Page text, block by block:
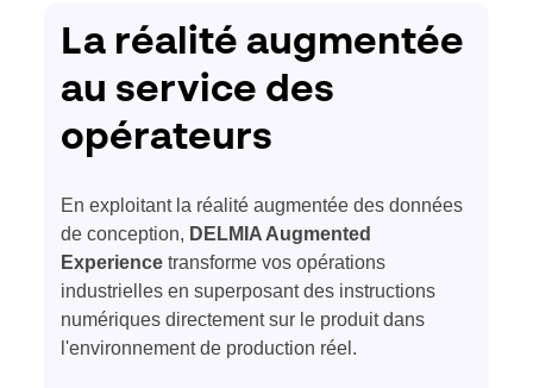
La réalité augmentée
au service des
opérateurs
En exploitant la réalité augmentée des données
de conception, DELMIA Augmented
Experience transforme vos opérations
industrielles en superposant des instructions
numériques directement sur le produit dans
l'environnement de production réel.